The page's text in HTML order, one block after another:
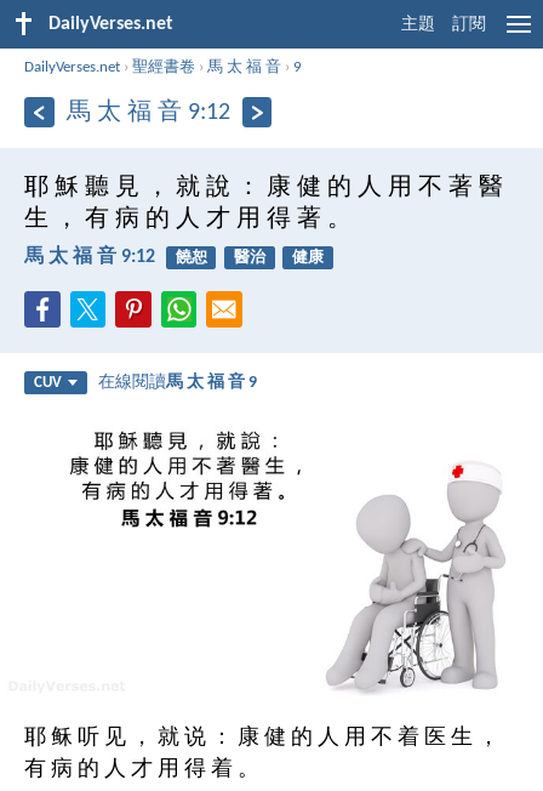
DailyVerses.net 主題 訂閱
DailyVerses.net ›聖經書卷 ›馬 太 福 音 › 9
馬 太 福 音 9:12
耶 穌 聽 見 ， 就 說 ： 康 健 的 人 用 不 著 醫
生 ， 有 病 的 人 才 用 得 著 。
馬 太 福 音 9:12 饒恕 醫治 健康
CUV 在線閱讀馬 太 福 音 9
耶 稣 听 见 ， 就 说 ： 康 健 的 人 用 不 着 医 生 ，
有 病 的 人 才 用 得 着 。